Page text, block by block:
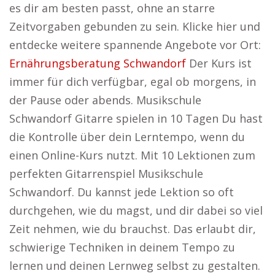
es dir am besten passt, ohne an starre
Zeitvorgaben gebunden zu sein. Klicke hier und
entdecke weitere spannende Angebote vor Ort:
Ernährungsberatung Schwandorf Der Kurs ist
immer für dich verfügbar, egal ob morgens, in
der Pause oder abends. Musikschule
Schwandorf Gitarre spielen in 10 Tagen Du hast
die Kontrolle über dein Lerntempo, wenn du
einen Online-Kurs nutzt. Mit 10 Lektionen zum
perfekten Gitarrenspiel Musikschule
Schwandorf. Du kannst jede Lektion so oft
durchgehen, wie du magst, und dir dabei so viel
Zeit nehmen, wie du brauchst. Das erlaubt dir,
schwierige Techniken in deinem Tempo zu
lernen und deinen Lernweg selbst zu gestalten.